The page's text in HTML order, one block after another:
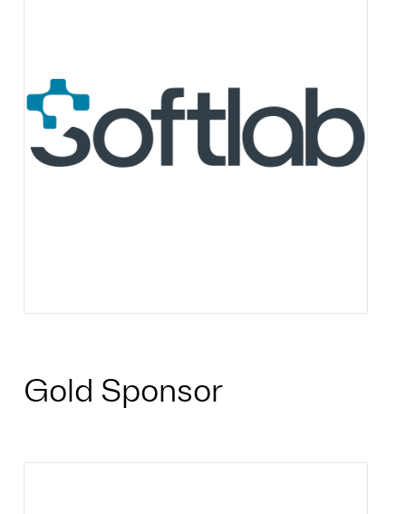
Gold Sponsor